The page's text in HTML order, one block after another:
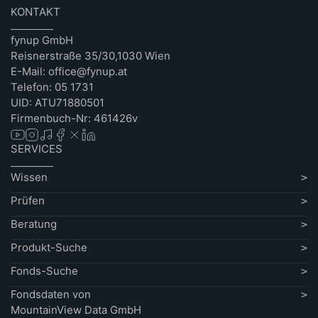
KONTAKT
fynup GmbH
Reisnerstraße 35/30,1030 Wien
E-Mail: office@fynup.at
Telefon: 05 1731
UID: ATU71880501
Firmenbuch-Nr: 461426v
SERVICES
Wissen
Prüfen
Beratung
Produkt-Suche
Fonds-Suche
Fondsdaten von
MountainView Data GmbH